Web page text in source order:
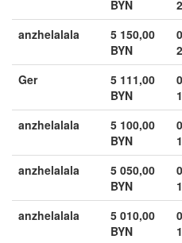
BYN
anzhelalala
5 150,00
BYN
Ger
5 111,00
BYN
anzhelalala
5 100,00
BYN
anzhelalala
5 050,00
BYN
anzhelalala
5 010,00
BYN